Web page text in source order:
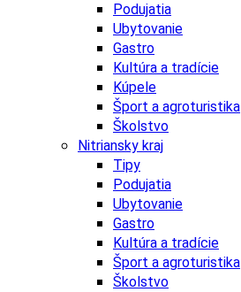
Podujatia
Ubytovanie
Gastro
Kultúra a tradície
Kúpele
Šport a agroturistika
Školstvo
Nitriansky kraj
Tipy
Podujatia
Ubytovanie
Gastro
Kultúra a tradície
Šport a agroturistika
Školstvo